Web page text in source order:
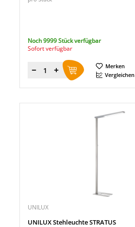
Noch 9999 Stück verfügbar
Sofort verfügbar
Menge
Merken
Vergleichen
UNILUX
UNILUX Stehleuchte STRATUS